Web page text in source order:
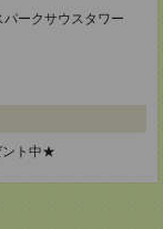
ークサウスタワー
ント中★